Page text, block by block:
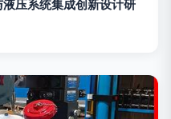
压系统集成创新设计研